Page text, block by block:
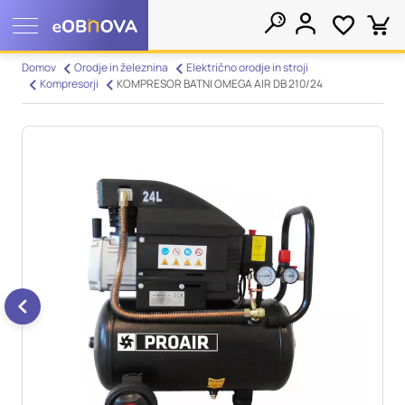
Domov Orodje in železnina
Električno orodje in stroji
Kompresorji
KOMPRESOR BATNI OMEGA AIR DB 210/24
Nastavitve piškotkov
piškotkov. Te informacije se lahko navezujejo na vas, vaše
nastavitve, vašo napravo ali pa skrbijo, da vaše spletno mesto
deluje v skladu z vašimi pričakovanji. Te informacije običajno
ne razkrivajo neposredno vaše identitete, vendar vam lahko
zagotovijo bolj prilagojeno spletno uporabniško izkušnjo.
Nekatere vrste piškotkov lahko zavrnete. Klikajte različna
imena kategorij, da si ogledate več informacij in spremenite
privzete nastavitve. Blokiranje določenih vrst piškotkov vpliva
na vašo uporabo tega spletnega mesta in naše storitve.
Obvezni piškotki